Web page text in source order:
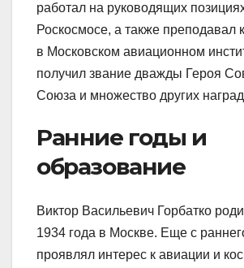
работал на руководящих
Роскосмосе, а также преподавал
в Московском авиационном
получил звание дважды Героя
Союза и множество других наград
Ранние годы и
образование
Виктор Васильевич Горбатко
1934 года в Москве. Еще с
проявлял интерес к авиации и